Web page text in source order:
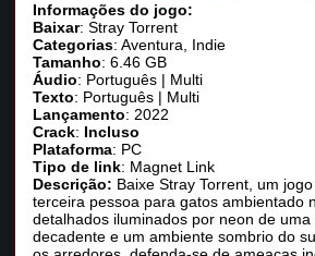
Informações do jogo:
Baixar: Stray Torrent
Categorias: Aventura, Indie
Tamanho: 6.46 GB
Áudio: Português | Multi
Texto: Português | Multi
Lançamento: 2022
Crack: Incluso
Plataforma: PC
Tipo de link: Magnet Link
Descrição: Baixe Stray Torrent, um
terceira pessoa para gatos ambientado
detalhados iluminados por neon de
decadente e um ambiente sombrio do